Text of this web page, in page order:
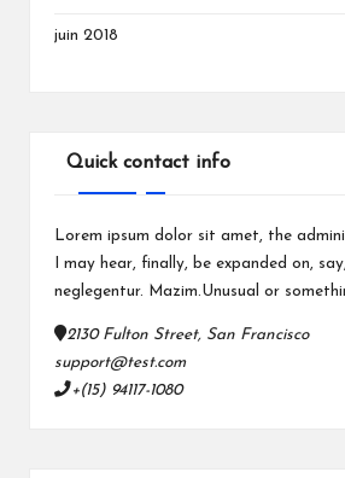
juin 2018
Quick contact info
Lorem ipsum dolor sit amet, the
I may hear, finally, be expanded on,
neglegentur.
Mazim.Unusual or
2130 Fulton Street, San Francisco
support@test.com
+(15) 94117-1080